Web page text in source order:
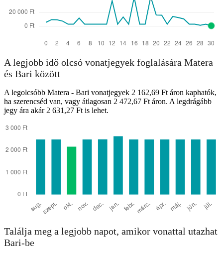
A legjobb idő olcsó vonatjegyek foglalására Matera
és Bari között
A legolcsóbb Matera - Bari vonatjegyek 2 162,69 Ft áron kaphatók,
ha szerencséd van, vagy átlagosan 2 472,67 Ft áron. A legdrágább
jegy ára akár 2 631,27 Ft is lehet.
Találja meg a legjobb napot, amikor vonattal utazhat
Bari-be